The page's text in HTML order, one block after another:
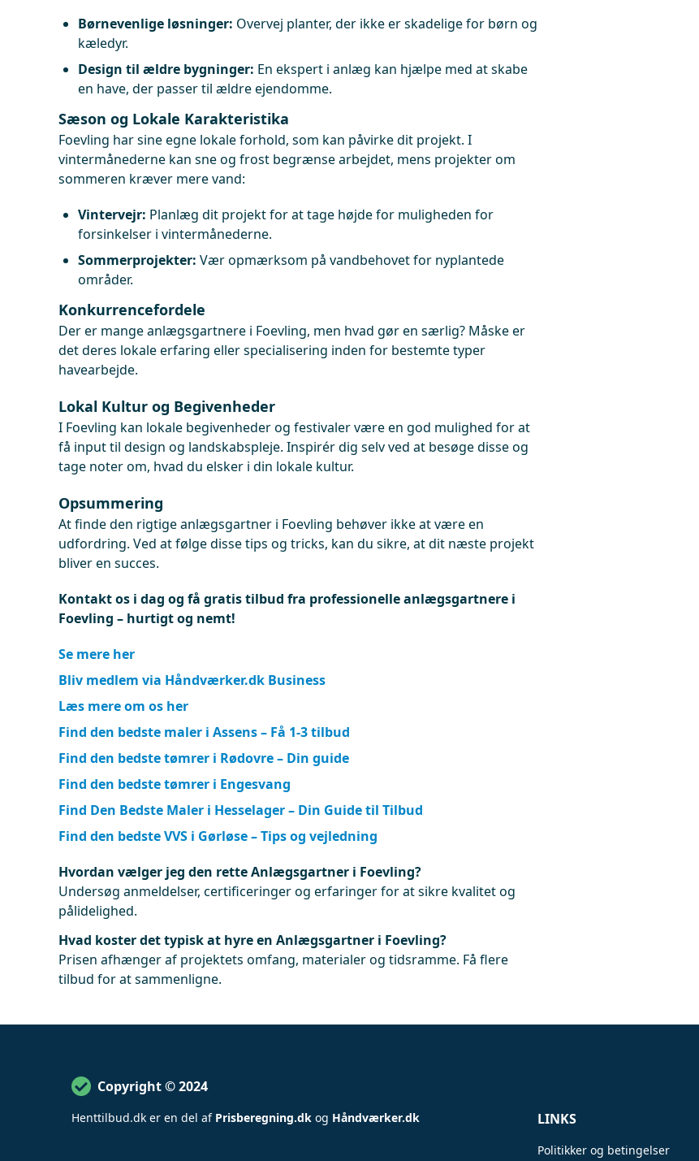
Børnevenlige løsninger: Overvej planter, der ikke er skadelige for børn og
kæledyr.
Design til ældre bygninger: En ekspert i anlæg kan hjælpe med at skabe
en have, der passer til ældre ejendomme.
Sæson og Lokale Karakteristika
Foevling har sine egne lokale forhold, som kan påvirke dit projekt. I
vintermånederne kan sne og frost begrænse arbejdet, mens projekter om
sommeren kræver mere vand:
Vintervejr: Planlæg dit projekt for at tage højde for muligheden for
forsinkelser i vintermånederne.
Sommerprojekter: Vær opmærksom på vandbehovet for nyplantede
områder.
Konkurrencefordele
Der er mange anlægsgartnere i Foevling, men hvad gør en særlig? Måske er
det deres lokale erfaring eller specialisering inden for bestemte typer
havearbejde.
Lokal Kultur og Begivenheder
I Foevling kan lokale begivenheder og festivaler være en god mulighed for at
få input til design og landskabspleje. Inspirér dig selv ved at besøge disse og
tage noter om, hvad du elsker i din lokale kultur.
Opsummering
At finde den rigtige anlægsgartner i Foevling behøver ikke at være en
udfordring. Ved at følge disse tips og tricks, kan du sikre, at dit næste projekt
bliver en succes.
Kontakt os i dag og få gratis tilbud fra professionelle anlægsgartnere i
Foevling – hurtigt og nemt!
Se mere her
Bliv medlem via Håndværker.dk Business
Læs mere om os her
Find den bedste maler i Assens – Få 1-3 tilbud
Find den bedste tømrer i Rødovre – Din guide
Find den bedste tømrer i Engesvang
Find Den Bedste Maler i Hesselager – Din Guide til Tilbud
Find den bedste VVS i Gørløse – Tips og vejledning
Hvordan vælger jeg den rette Anlægsgartner i Foevling?
Undersøg anmeldelser, certificeringer og erfaringer for at sikre kvalitet og
pålidelighed.
Hvad koster det typisk at hyre en Anlægsgartner i Foevling?
Prisen afhænger af projektets omfang, materialer og tidsramme. Få flere
tilbud for at sammenligne.
Copyright © 2024
Henttilbud.dk er en del af Prisberegning.dk og Håndværker.dk LINKS
Politikker og betingelser